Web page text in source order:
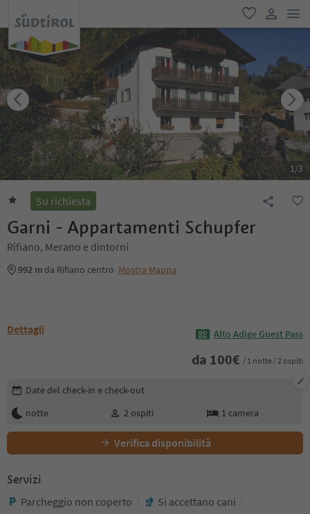
favoriti
user link
1/3
Su richiesta
Garni - Appartamenti Schupfer
Rifiano, Merano e dintorni
992 m da Rifiano centro Mostra Mappa
Dettagli Alto Adige Guest Pass
da 100€ / 1 notte / 2 ospiti
Modifica i dettagli della prenotazione
Date del check-in e check-out
notte
2 ospiti 1 camera
Verifica disponibilità
Servizi
Parcheggio non coperto
Si accettano cani